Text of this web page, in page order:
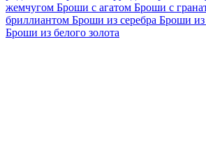
жемчугом Броши с агатом Броши с
бриллиантом Броши из серебра Броши из
Броши из белого золота